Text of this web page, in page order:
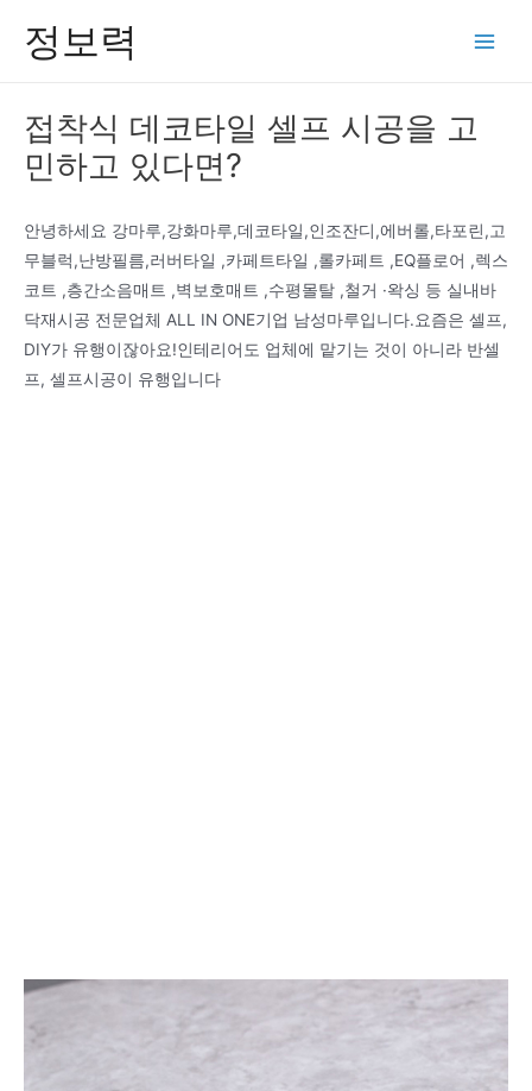
정보력
접착식 데코타일 셀프 시공을 고
민하고 있다면?
안녕하세요 강마루,강화마루,데코타일,인조잔디,에버롤,타포린,고
무블럭,난방필름,러버타일 ,카페트타일 ,롤카페트 ,EQ플로어 ,렉스
코트 ,층간소음매트 ,벽보호매트 ,수평몰탈 ,철거 ·왁싱 등 실내바
닥재시공 전문업체 ALL IN ONE기업 남성마루입니다.요즘은 셀프,
DIY가 유행이잖아요!인테리어도 업체에 맡기는 것이 아니라 반셀
프, 셀프시공이 유행입니다